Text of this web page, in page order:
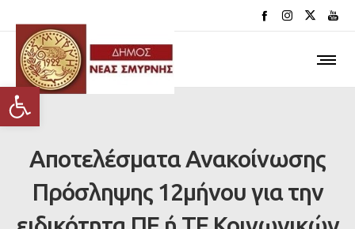
Ανοίξτε τη γραμμή εργαλείων
Αποτελέσματα Ανακοίνωσης
Πρόσληψης 12μήνου για την